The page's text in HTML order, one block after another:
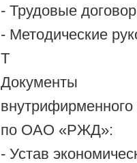
- Трудовые
- Методические
Т
Документы
внутрифирменного
по ОАО «РЖД»:
- Устав